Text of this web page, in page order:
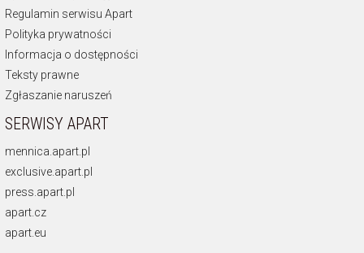
Regulamin serwisu Apart
Polityka prywatności
Informacja o dostępności
Teksty prawne
Zgłaszanie naruszeń
SERWISY APART
mennica.apart.pl
exclusive.apart.pl
press.apart.pl
apart.cz
apart.eu